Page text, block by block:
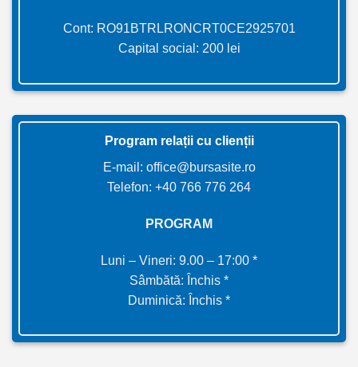
Cont: RO91BTRLRONCRT0CE2925701
Capital social: 200 lei
Program relații cu clienții
E-mail: office@bursasite.ro
Telefon: +40 766 776 264
PROGRAM
Luni – Vineri: 9.00 – 17:00 *
Sâmbătă: Închis *
Duminică: Închis *